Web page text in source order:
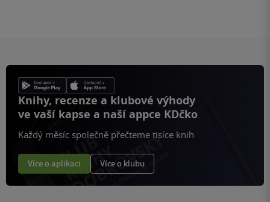
Knihy, recenze a klubové výhody
ve vaší kapse a naší appce KDčko
Každý měsíc společně přečteme tisíce knih
Více o aplikaci Více o klubu